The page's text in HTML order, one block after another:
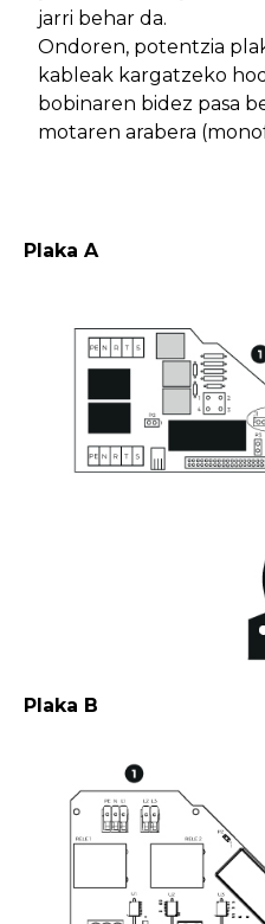
jarri behar da.
Ondoren, potentzia
kableak kargatzeko
bobinaren bidez pasa
motaren arabera
Plaka A
Plaka B